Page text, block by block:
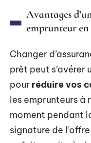
Avantages
emprunteur
Changer
prêt peut s’avérer
pour réduire vos
les emprunteurs
moment pendant
signature de